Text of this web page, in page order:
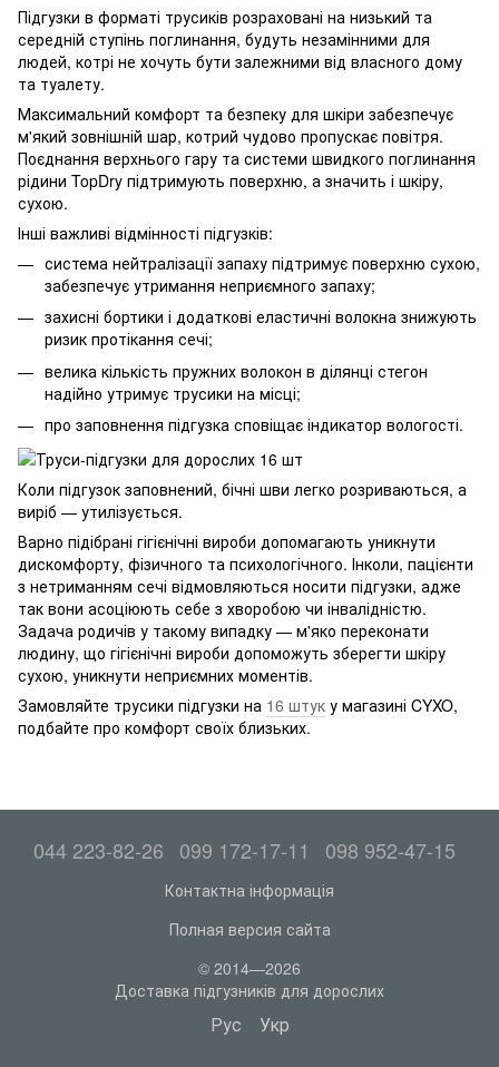
Підгузки в форматі трусиків розраховані на низький та
середній ступінь поглинання, будуть незамінними для
людей, котрі не хочуть бути залежними від власного дому
та туалету.
Максимальний комфорт та безпеку для шкіри забезпечує
м'який зовнішній шар, котрий чудово пропускає повітря.
Поєднання верхнього гару та системи швидкого поглинання
рідини TopDry підтримують поверхню, а значить і шкіру,
сухою.
Інші важливі відмінності підгузків:
система нейтралізації запаху підтримує поверхню сухою,
забезпечує утримання неприємного запаху;
захисні бортики і додаткові еластичні волокна знижують
ризик протікання сечі;
велика кількість пружних волокон в ділянці стегон
надійно утримує трусики на місці;
про заповнення підгузка сповіщає індикатор вологості.
Коли підгузок заповнений, бічні шви легко розриваються, а
виріб — утилізується.
Варно підібрані гігієнічні вироби допомагають уникнути
дискомфорту, фізичного та психологічного. Інколи, пацієнти
з нетриманням сечі відмовляються носити підгузки, адже
так вони асоціюють себе з хворобою чи інвалідністю.
Задача родичів у такому випадку — м'яко переконати
людину, що гігієнічні вироби допоможуть зберегти шкіру
сухою, уникнути неприємних моментів.
Замовляйте трусики підгузки на 16 штук у магазині CYXO,
подбайте про комфорт своїх близьких.
044 223-82-26 099 172-17-11 098 952-47-15
Контактна інформація
Полная версия сайта
© 2014—2026
Доставка підгузників для дорослих
Рус Укр